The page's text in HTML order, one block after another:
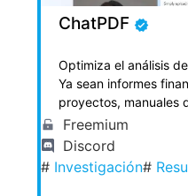
ChatPDF
Optimiza el análisis
Ya sean informes
proyectos, manuales
Freemium
Discord
# Investigación#